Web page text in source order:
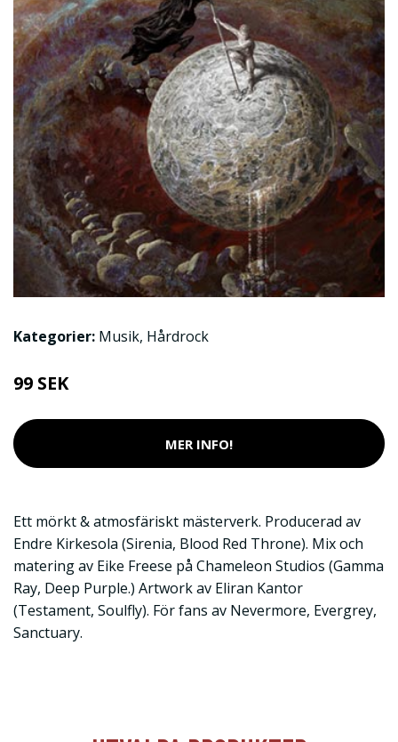
Kategorier: Musik, Hårdrock
99 SEK
MER INFO!
Ett mörkt & atmosfäriskt mästerverk. Producerad av
Endre Kirkesola (Sirenia, Blood Red Throne). Mix och
matering av Eike Freese på Chameleon Studios (Gamma
Ray, Deep Purple.) Artwork av Eliran Kantor
(Testament, Soulfly). För fans av Nevermore, Evergrey,
Sanctuary.